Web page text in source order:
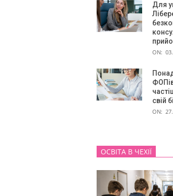
Для
ON:
свій
ON:
ОСВІТА В ЧЕХІЇ